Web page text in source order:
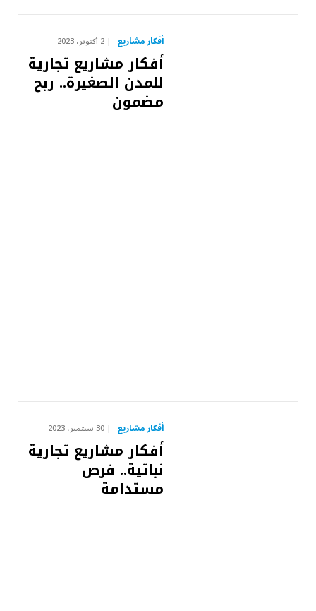
أفكار مشاريع 2 أكتوبر، 2023
أفكار مشاريع تجارية
للمدن الصغيرة.. ربح
مضمون
أفكار مشاريع 30 سبتمبر، 2023
أفكار مشاريع تجارية
نباتية.. فرص
مستدامة